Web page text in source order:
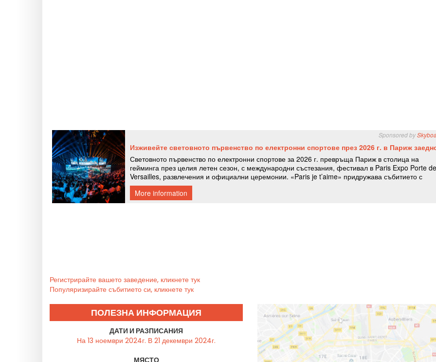
Регистрирайте вашето заведение, кликнете тук
Популяризирайте събитието си, кликнете тук
ПОЛЕЗНА ИНФОРМАЦИЯ
ДАТИ И РАЗПИСАНИЯ
На 13 ноември 2024г. В 21 декември 2024г.
МЯСТО